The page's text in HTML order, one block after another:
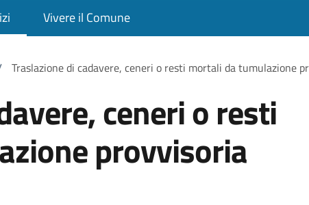
Vivere il Comune
Traslazione di cadavere, ceneri o resti mortali da tumulazione
ceneri o resti
provvisoria